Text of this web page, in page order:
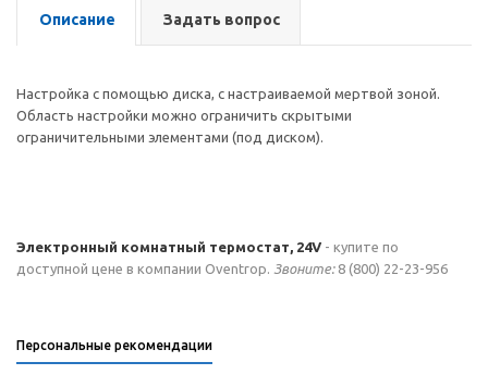
Описание Задать вопрос
Настройка с помощью диска, с настраиваемой мертвой зоной.
Область настройки можно ограничить скрытыми
ограничительными элементами (под диском).
Электронный комнатный термостат, 24V - купите по
доступной цене в компании Oventrop. Звоните:8 (800) 22-23-956
Персональные рекомендации